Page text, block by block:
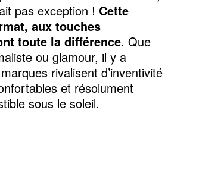
pas exception ! Cette
aux touches
toute la différence. Que
ou glamour, il y a
rivalisent d’inventivité
et résolument
sous le soleil.